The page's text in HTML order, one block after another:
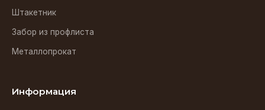
Штакетник
Забор из профлиста
Металлопрокат
Информация